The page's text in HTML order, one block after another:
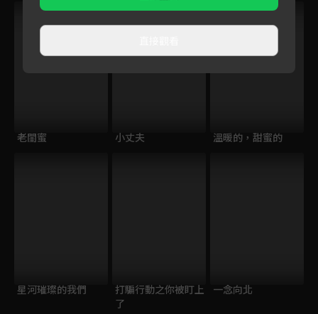
老閨蜜 小丈夫 溫暖的，甜蜜的
星河璀璨的我們
打騙行動之你被盯上
了
一念向北